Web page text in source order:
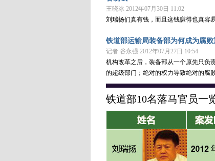
王晓冰 2012年07月30日 11:02
刘瑞扬们真有钱，而且这钱赚得也真容
铁道部运输局装备部为何成为腐败
记者 谷永强 2012年07月27日 10:54
机构改革之后，装备部从一个原先只负
的超级部门；绝对的权力导致绝对的腐
铁道部10名落马官员一